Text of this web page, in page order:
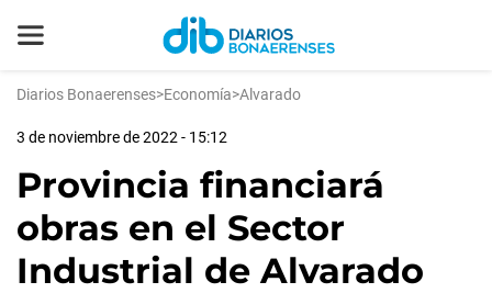
Diarios Bonaerenses>Economía>Alvarado
3 de noviembre de 2022 - 15:12
Provincia financiará
obras en el Sector
Industrial de Alvarado